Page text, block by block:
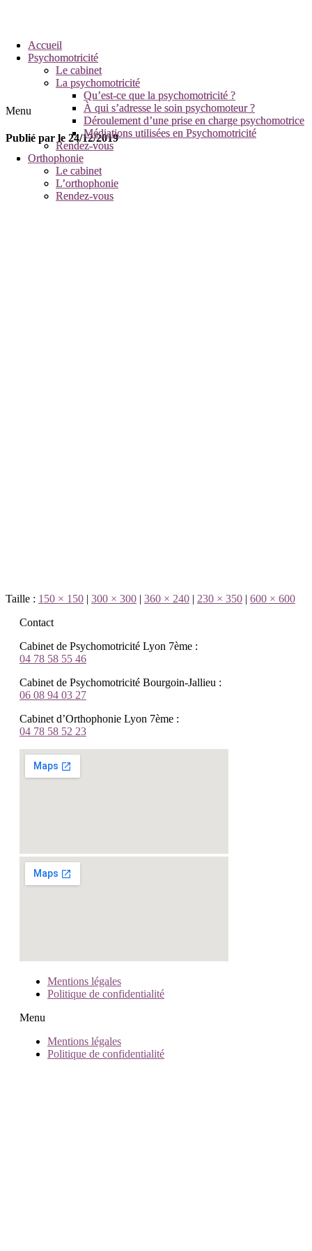
Accueil
Psychomotricité
Le cabinet
La psychomotricité
Qu’est-ce que la psychomotricité ?
À qui s’adresse le soin psychomoteur ?
Déroulement d’une prise en charge psychomotrice
Médiations utilisées en Psychomotricité
Rendez-vous
Orthophonie
Le cabinet
L’orthophonie
Rendez-vous
Menu
Accueil
Psychomotricité
Le cabinet
La psychomotricité
Qu’est-ce que la psychomotricité ?
À qui s’adresse le soin psychomoteur ?
Déroulement d’une prise en charge psychomotrice
Médiations utilisées en Psychomotricité
Rendez-vous
Orthophonie
Le cabinet
L’orthophonie
Rendez-vous
Publié par le 24/12/2019
Taille : 150 × 150 | 300 × 300 | 360 × 240 | 230 × 350 | 600 × 600
Contact
Cabinet de Psychomotricité Lyon 7ème :
04 78 58 55 46
Cabinet de Psychomotricité Bourgoin-Jallieu :
06 08 94 03 27
Cabinet d’Orthophonie Lyon 7ème :
04 78 58 52 23
Mentions légales
Politique de confidentialité
Menu
Mentions légales
Politique de confidentialité